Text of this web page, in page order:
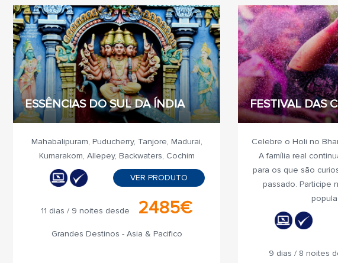
ESSÊNCIAS DO SUL DA ÍNDIA
Mahabalipuram, Puducherry, Tanjore, Madurai,
Kumarakom, Allepey, Backwaters, Cochim
VER PRODUTO
11 dias / 9 noites desde 2485€
Grandes Destinos - Asia & Pacifico
FESTIVAL DAS
Celebre o Holi no
A família real
para os que são
passado. Participe
9 dias / 8 noites